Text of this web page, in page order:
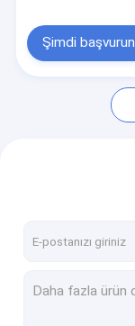
Şimdi başvurun